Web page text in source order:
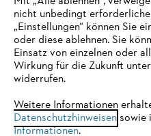
Service
IHR BROWSER
UNTERSTÜTZT
eine optimale Nutzung unserer
einem der folgenden Browser
nicht unbedingt
„Einstellungen“ können Sie
oder diese ablehnen. Sie
Einsatz von einzelnen oder
Wirkung für die Zukunft
widerrufen.
Weitere Informationen
Datenschutzhinweisensowie
Informationen.